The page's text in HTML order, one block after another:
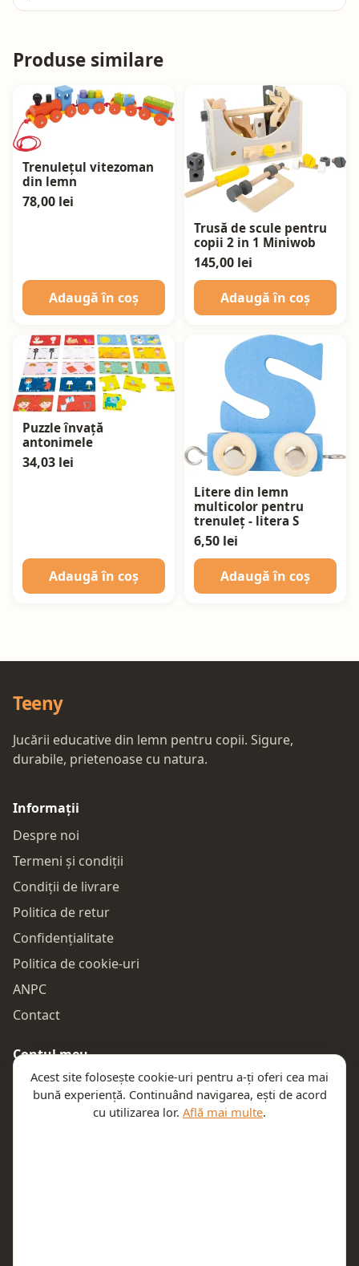
Produse similare
Trenulețul vitezoman
din lemn
78,00 lei
Adaugă în coș
Trusă de scule pentru
copii 2 in 1 Miniwob
145,00 lei
Adaugă în coș
Puzzle învață
antonimele
34,03 lei
Adaugă în coș
Litere din lemn
multicolor pentru
trenuleț - litera S
6,50 lei
Adaugă în coș
Teeny
Jucării educative din lemn pentru copii. Sigure,
durabile, prietenoase cu natura.
Informații
Despre noi
Termeni și condiții
Condiții de livrare
Politica de retur
Confidențialitate
Politica de cookie-uri
ANPC
Contact
Contul meu
Autentificare
Comenzile mele
Acest site folosește cookie-uri pentru a-ți oferi cea mai
bună experiență. Continuând navigarea, ești de acord
cu utilizarea lor. Află mai multe.